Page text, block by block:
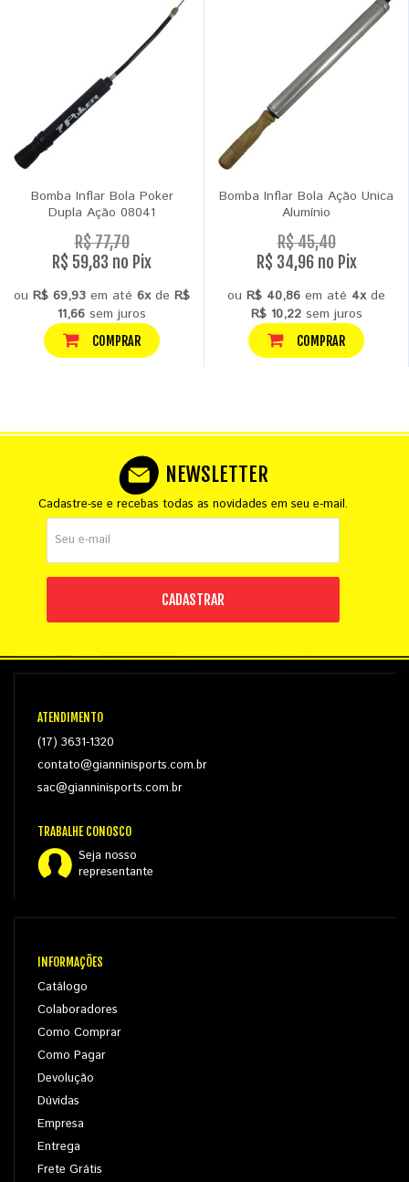
Bomba Inflar Bola Poker
Dupla Ação 08041
R$ 77,70
R$ 59,83 no Pix
ou R$ 69,93 em até 6xde R$
11,66 sem juros
COMPRAR
Bomba Inflar Bola Ação Unica
Alumínio
R$ 45,40
R$ 34,96 no Pix
ou R$ 40,86 em até 4xde
R$ 10,22sem juros
COMPRAR
NEWSLETTER
Cadastre-se e recebas todas as novidades em seu e-mail.
CADASTRAR
ATENDIMENTO
(17) 3631-1320
contato@gianninisports.com.br
sac@gianninisports.com.br
TRABALHE CONOSCO
Seja nosso
representante
INFORMAÇÕES
Catálogo
Colaboradores
Como Comprar
Como Pagar
Devolução
Dúvidas
Empresa
Entrega
Frete Grátis